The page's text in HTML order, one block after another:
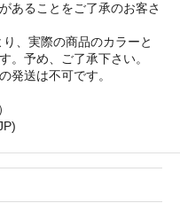
あることをご了承のお客さ
、実際の商品のカラーと
。予め、ご了承下さい。
発送は不可です。